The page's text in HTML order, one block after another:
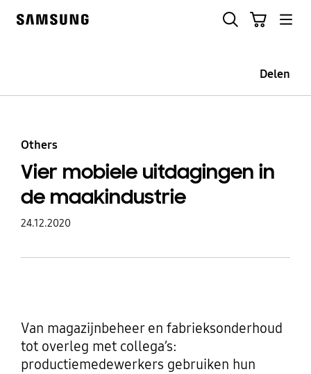
Delen
Others
Vier mobiele uitdagingen in
de maakindustrie
24.12.2020
Van magazijnbeheer en fabrieksonderhoud
tot overleg met collega’s:
productiemedewerkers gebruiken hun